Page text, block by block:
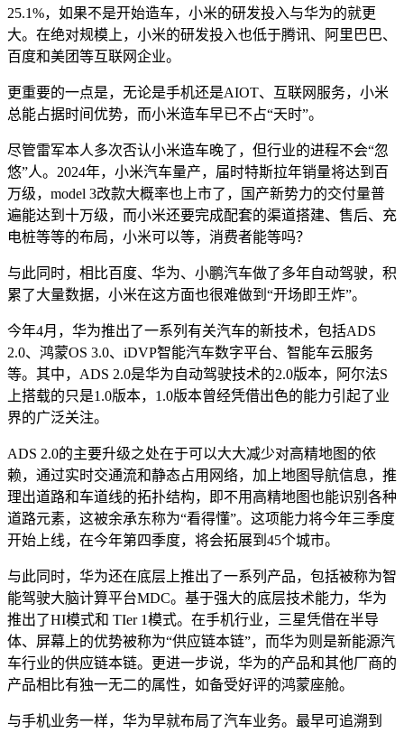
25.1%，如果不是开始造车，小米的研发投入与华为的就更
大。在绝对规模上，小米的研发投入也低于腾讯、阿里巴巴、
百度和美团等互联网企业。
更重要的一点是，无论是手机还是AIOT、互联网服务，小米
总能占据时间优势，而小米造车早已不占“天时”。
尽管雷军本人多次否认小米造车晚了，但行业的进程不会“忽
悠”人。2024年，小米汽车量产，届时特斯拉年销量将达到百
万级，model 3改款大概率也上市了，国产新势力的交付量普
遍能达到十万级，而小米还要完成配套的渠道搭建、售后、充
电桩等等的布局，小米可以等，消费者能等吗？
与此同时，相比百度、华为、小鹏汽车做了多年自动驾驶，积
累了大量数据，小米在这方面也很难做到“开场即王炸”。
今年4月，华为推出了一系列有关汽车的新技术，包括ADS
2.0、鸿蒙OS 3.0、iDVP智能汽车数字平台、智能车云服务
等。其中，ADS 2.0是华为自动驾驶技术的2.0版本，阿尔法S
上搭载的只是1.0版本，1.0版本曾经凭借出色的能力引起了业
界的广泛关注。
ADS 2.0的主要升级之处在于可以大大减少对高精地图的依
赖，通过实时交通流和静态占用网络，加上地图导航信息，推
理出道路和车道线的拓扑结构，即不用高精地图也能识别各种
道路元素，这被余承东称为“看得懂”。这项能力将今年三季度
开始上线，在今年第四季度，将会拓展到45个城市。
与此同时，华为还在底层上推出了一系列产品，包括被称为智
能驾驶大脑计算平台MDC。基于强大的底层技术能力，华为
推出了HI模式和 TIer 1模式。在手机行业，三星凭借在半导
体、屏幕上的优势被称为“供应链本链”，而华为则是新能源汽
车行业的供应链本链。更进一步说，华为的产品和其他厂商的
产品相比有独一无二的属性，如备受好评的鸿蒙座舱。
与手机业务一样，华为早就布局了汽车业务。最早可追溯到